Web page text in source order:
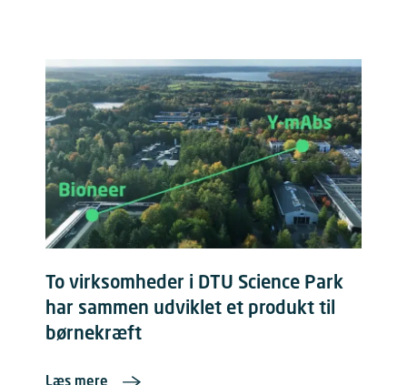
To virksomheder i DTU Science Park
har sammen udviklet et produkt til
børnekræft